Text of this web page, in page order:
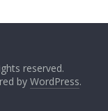
reserved.
by WordPress.